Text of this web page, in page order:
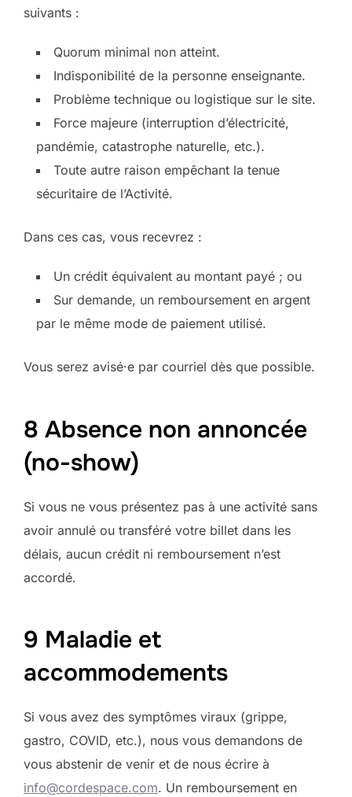
suivants :
Quorum minimal non atteint.
Indisponibilité de la personne enseignante.
Problème technique ou logistique sur le site.
Force majeure (interruption d’électricité,
pandémie, catastrophe naturelle, etc.).
Toute autre raison empêchant la tenue
sécuritaire de l’Activité.
Dans ces cas, vous recevrez :
Un crédit équivalent au montant payé ; ou
Sur demande, un remboursement en argent
par le même mode de paiement utilisé.
Vous serez avisé·e par courriel dès que possible.
8 Absence non annoncée
(no-show)
Si vous ne vous présentez pas à une activité sans
avoir annulé ou transféré votre billet dans les
délais, aucun crédit ni remboursement n’est
accordé.
9 Maladie et
accommodements
Si vous avez des symptômes viraux (grippe,
gastro, COVID, etc.), nous vous demandons de
vous abstenir de venir et de nous écrire à
info@cordespace.com. Un remboursement en